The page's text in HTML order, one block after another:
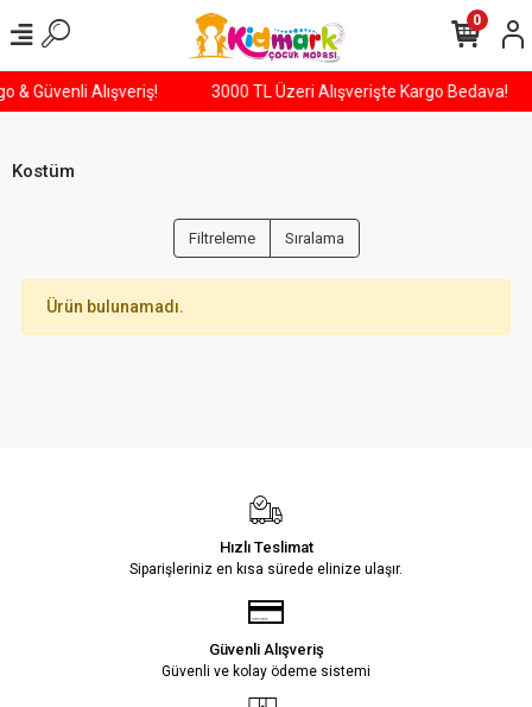
& Güvenli Alışveriş! 3000 TL Üzeri Alışverişte Kargo Bedava!
0
Kostüm
Filtreleme Sıralama
Ürün bulunamadı.
Hızlı Teslimat
Siparişleriniz en kısa sürede elinize ulaşır.
Güvenli Alışveriş
Güvenli ve kolay ödeme sistemi